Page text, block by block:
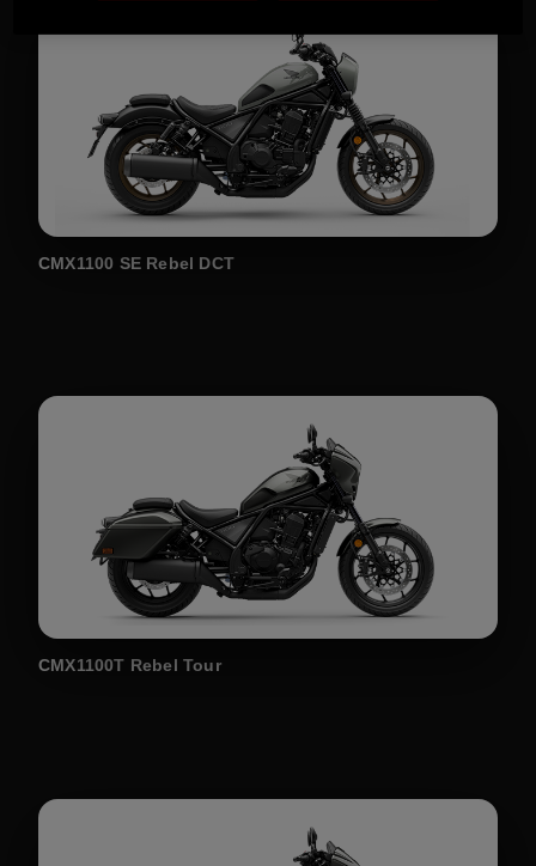
CMX1100 SE Rebel DCT
CMX1100T Rebel Tour